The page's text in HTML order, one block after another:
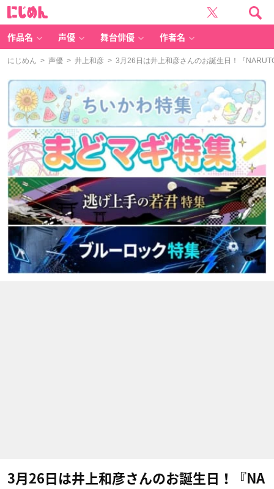
作品名 声優 舞台俳優 作者名
にじめん > 声優 > 井上和彦 > 3月26日は井上和彦さんのお誕生日！『
3月26日は井上和彦さんのお誕生日！『NA